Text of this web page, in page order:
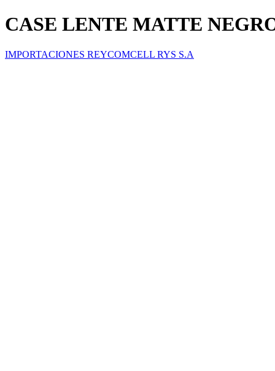
CASE LENTE MATTE
IMPORTACIONES REYCOMCELL RYS S.A